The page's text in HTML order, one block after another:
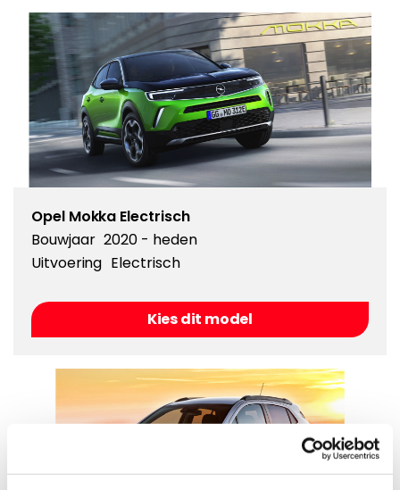
Opel Mokka Electrisch
Bouwjaar 2020 - heden
Uitvoering Electrisch
Kies dit model